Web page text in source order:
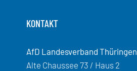
KONTAKT
AfD Landesverband Thüringen
Alte Chaussee 73 / Haus 2